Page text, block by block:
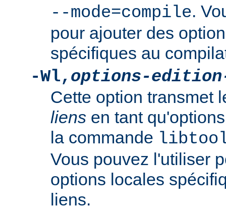
--mode=compile.
pour ajouter des
spécifiques au
-Wl, options-
Cette option transmet
liens en tant
la commande libtool
Vous pouvez l'utiliser
options locales
liens.